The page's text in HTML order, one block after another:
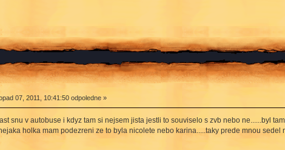
07, 2011, 10:41:50 odpoledne »
snu v autobuse i kdyz tam si nejsem jista jestli to souviselo s zvb nebo ne......byl
holka mam podezreni ze to byla nicolete nebo karina.....taky prede mnou